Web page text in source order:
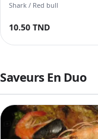
Shark / Red bull
10.50 TND
Saveurs En Duo